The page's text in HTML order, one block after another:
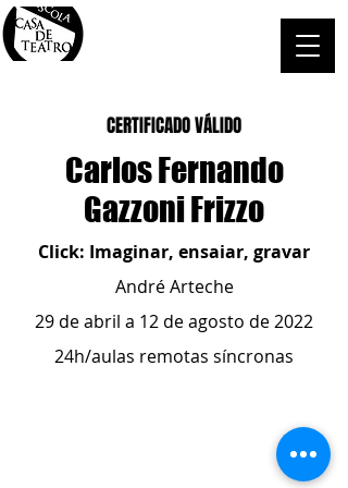
CERTIFICADO VÁLIDO
Carlos Fernando
Gazzoni Frizzo
Click: Imaginar, ensaiar, gravar
André Arteche
29 de abril a 12 de agosto de 2022
24h/aulas remotas síncronas
- whatsapp
contato@casadeteatropoa.com.br